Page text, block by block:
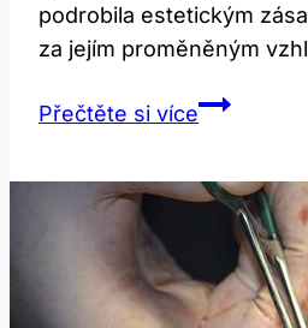
podrobila estetickým
za jejím proměněným
Přečtěte si víceCate
plastiky
ovlivnily
vzhled